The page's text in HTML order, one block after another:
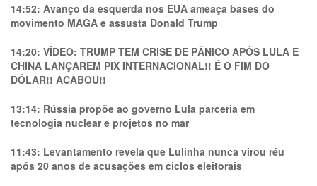
14:52: Avanço da esquerda nos EUA ameaça bases do
movimento MAGA e assusta Donald Trump
14:20: VÍDEO: TRUMP TEM CRlSE DE PÂNlCO APÓS LULA E
CHINA LANÇAREM PIX INTERNACIONAL!! É O FIM DO
DÓLAR!! ACABOU!!
13:14: Rússia propõe ao governo Lula parceria em
tecnologia nuclear e projetos no mar
11:43: Levantamento revela que Lulinha nunca virou réu
após 20 anos de acusações em ciclos eleitorais